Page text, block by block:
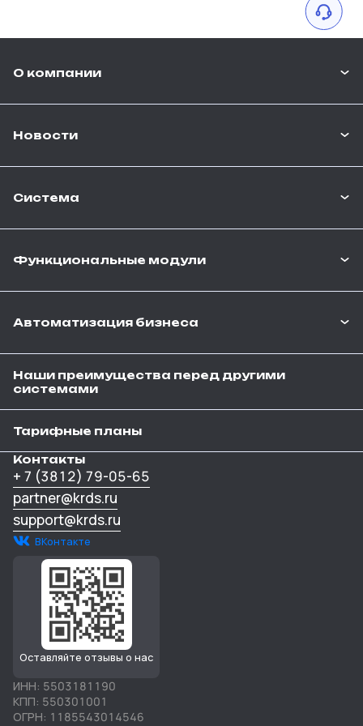
Контакты
+ 7 (3812) 79-05-65
partner@krds.ru
support@krds.ru
ВКонтакте
Оставляйте отзывы о нас
ИНН: 5503181190
КПП: 550301001
ОГРН: 1185543014546
О компании
Новости
Система
Функциональные модули
Автоматизация бизнеса
Наши преимущества перед другими
системами
Тарифные планы